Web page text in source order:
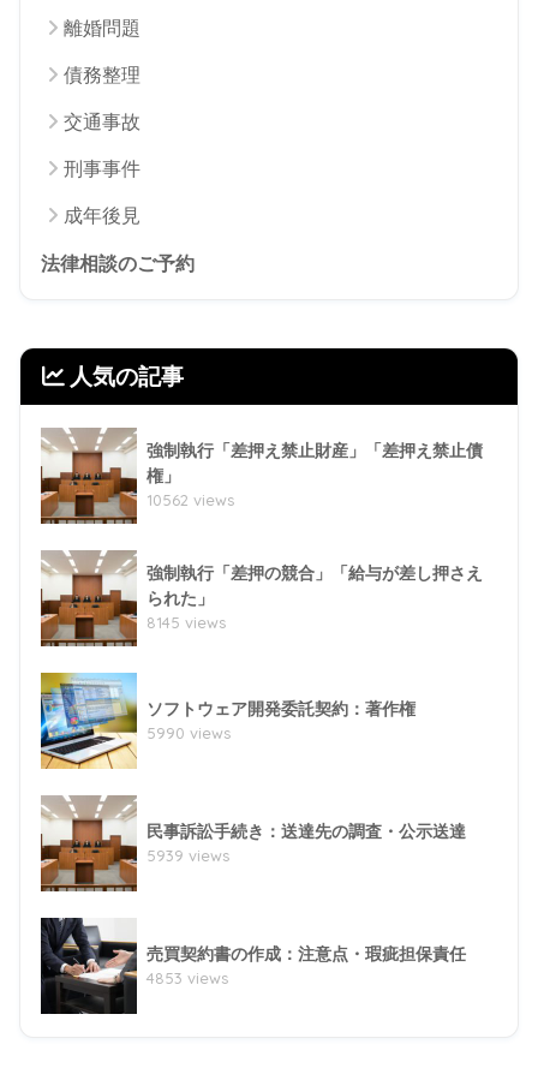
離婚問題
債務整理
交通事故
刑事事件
成年後見
法律相談のご予約
人気の記事
強制執行「差押え禁止財産」「差押え禁止債
権」
10562 views
強制執行「差押の競合」「給与が差し押さえ
られた」
8145 views
ソフトウェア開発委託契約：著作権
5990 views
民事訴訟手続き：送達先の調査・公示送達
5939 views
売買契約書の作成：注意点・瑕疵担保責任
4853 views